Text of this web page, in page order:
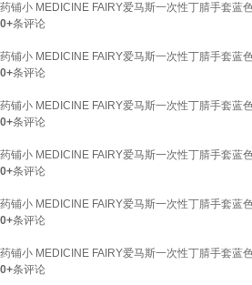
药铺小 MEDICINE FAIRY爱马斯一次性丁腈手套蓝
0+条评论
药铺小 MEDICINE FAIRY爱马斯一次性丁腈手套蓝
0+条评论
药铺小 MEDICINE FAIRY爱马斯一次性丁腈手套蓝
0+条评论
药铺小 MEDICINE FAIRY爱马斯一次性丁腈手套蓝
0+条评论
药铺小 MEDICINE FAIRY爱马斯一次性丁腈手套蓝
0+条评论
药铺小 MEDICINE FAIRY爱马斯一次性丁腈手套蓝
0+条评论